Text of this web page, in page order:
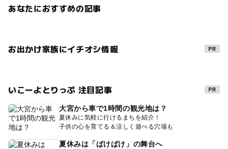
あなたにおすすめの記事
お出かけ家族にイチオシ情報
いこーよとりっぷ 注目記事
大宮から車で1時間の観光地は？
夏休みに気軽に行けるまちを紹介！
子供の心を育てる＆涼しく遊べる穴場も
夏休みは「ばけばけ」の舞台へ